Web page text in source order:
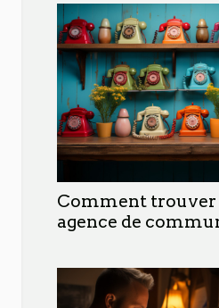
Comment trouver
agence de